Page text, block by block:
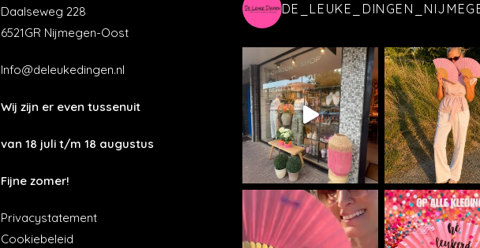
Daalseweg 228
6521GR Nijmegen-Oost
Info@deleukedingen.nl
Wij zijn er even tussenuit
van 18 juli t/m 18 augustus
Fijne zomer!
Privacystatement
Cookiebeleid